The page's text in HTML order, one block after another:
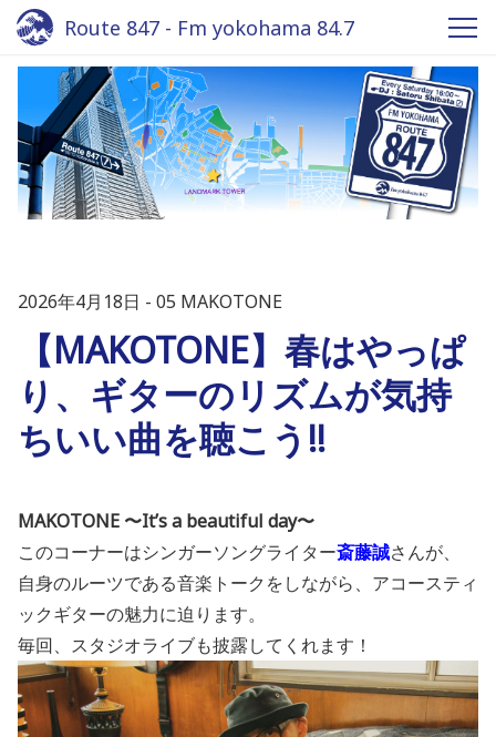
Route 847 - Fm yokohama 84.7
2026年4月18日 05 MAKOTONE
【MAKOTONE】春はやっぱ
り、ギターのリズムが気持
ちいい曲を聴こう!!
MAKOTONE 〜It’s a beautiful day〜
このコーナーはシンガーソングライター斎藤誠さんが、
自身のルーツである音楽トークをしながら、アコースティ
ックギターの魅力に迫ります。
毎回、スタジオライブも披露してくれます！